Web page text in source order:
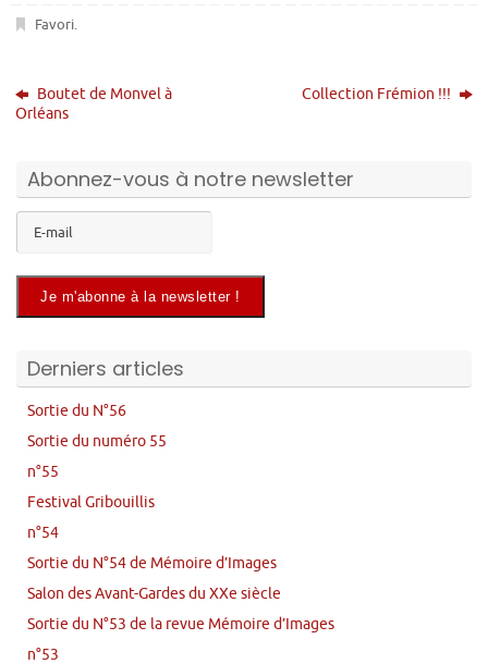
Favori.
Boutet de Monvel à
Orléans
Collection Frémion !!!
Abonnez-vous à notre newsletter
Derniers articles
Sortie du N°56
Sortie du numéro 55
n°55
Festival Gribouillis
n°54
Sortie du N°54 de Mémoire d’Images
Salon des Avant-Gardes du XXe siècle
Sortie du N°53 de la revue Mémoire d’Images
n°53